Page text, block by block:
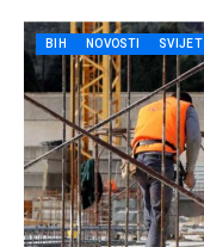
BIH NOVOSTI SVIJET